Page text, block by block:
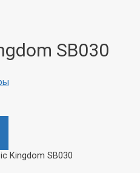
SB030
Kingdom SB030